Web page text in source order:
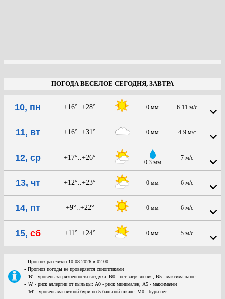
ПОГОДА ВЕСЕЛОЕ СЕГОДНЯ, ЗАВТРА
10, пн +16°..+28° 0 мм 6-11 м/с
11, вт +16°..+31° 0 мм 4-9 м/с
12, ср +17°..+26°
0.3 мм
7 м/с
13, чт +12°..+23° 0 мм 6 м/с
14, пт +9°..+22° 0 мм 6 м/с
15, сб +11°..+24° 0 мм 5 м/с
- Прогноз рассчитан 10.08.2026 в 02:00
- Прогноз погоды не проверяется синоптиками
- 'В' - уровень загрязненности воздуха: В0 - нет загрязнения, В5 - максимальное
- 'А' - риск аллергии от пыльцы: А0 - риск минимален, А5 - максимален
- 'М' - уровень магнитной бури по 5 бальной шкале: М0 - бури нет